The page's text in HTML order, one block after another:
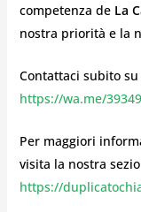
competenza de La
nostra priorità e la
Contattaci subito su
https://wa.me/
Per maggiori
visita la nostra
https://